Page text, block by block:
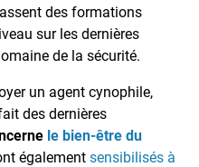
des formations
sur les dernières
de la sécurité.
un agent cynophile,
des dernières
le bien-être du
égalementsensibilisés à